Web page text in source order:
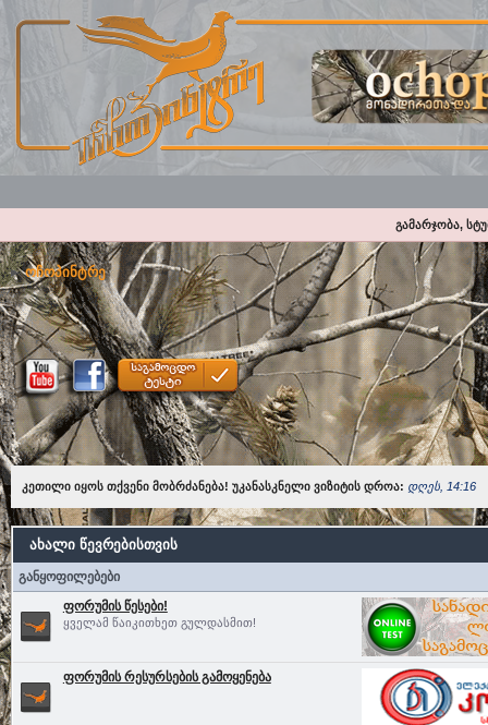
გამარჯობა,
ოჩოპინტრე
კეთილი იყოს თქვენი მობრძანება! უკანასკნელი ვიზიტის დროა: დღეს, 14:16
ახალი წევრებისთვის
განყოფილებები
ფორუმის წესები!
ყველამ წაიკითხეთ გულდასმით!
ფორუმის რესურსების გამოყენება